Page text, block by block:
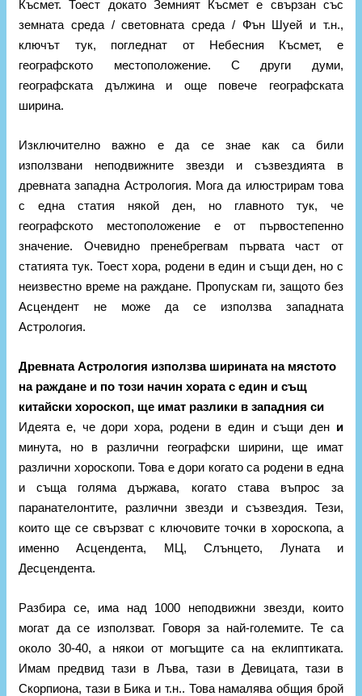
Късмет. Тоест докато Земният Късмет е свързан със
земната среда / световната среда / Фън Шуей и т.н.,
ключът тук, погледнат от Небесния Късмет, е
географското местоположение. С други думи,
географската дължина и още повече географската
ширина.
Изключително важно е да се знае как са били
използвани неподвижните звезди и съзвездията в
древната западна Астрология. Мога да илюстрирам това
с една статия някой ден, но главното тук, че
географското местоположение е от първостепенно
значение. Очевидно пренебрегвам първата част от
статията тук. Тоест хора, родени в един и същи ден, но с
неизвестно време на раждане. Пропускам ги, защото без
Асцендент не може да се използва западната
Астрология.
Древната Астрология използва ширината на мястото
на раждане и по този начин хората с един и същ
китайски хороскоп, ще имат разлики в западния си
Идеята е, че дори хора, родени в един и същи ден и
минута, но в различни географски ширини, ще имат
различни хороскопи. Това е дори когато са родени в една
и съща голяма държава, когато става въпрос за
паранателонтите, различни звезди и съзвездия. Тези,
които ще се свързват с ключовите точки в хороскопа, а
именно Асцендента, МЦ, Слънцето, Луната и
Десцендента.
Разбира се, има над 1000 неподвижни звезди, които
могат да се използват. Говоря за най-големите. Те са
около 30-40, а някои от могъщите са на еклиптиката.
Имам предвид тази в Лъва, тази в Девицата, тази в
Скорпиона, тази в Бика и т.н.. Това намалява общия брой